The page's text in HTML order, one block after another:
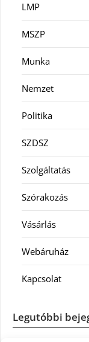
LMP
MSZP
Munka
Nemzet
Politika
SZDSZ
Szolgáltatás
Szórakozás
Vásárlás
Webáruház
Kapcsolat
Legutóbbi